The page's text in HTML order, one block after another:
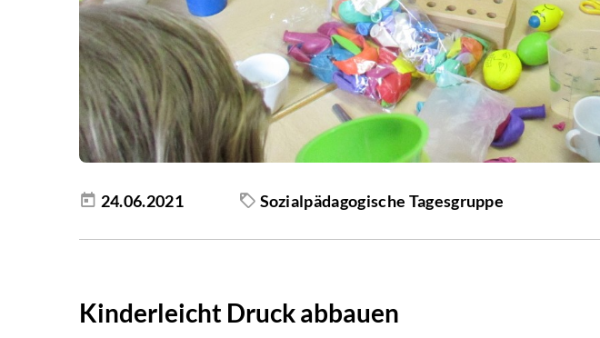
24.06.2021 Sozialpädagogische Tagesgruppe
Kinderleicht Druck abbauen